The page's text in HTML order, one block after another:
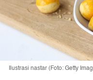
Ilustrasi nastar (Foto: Getty